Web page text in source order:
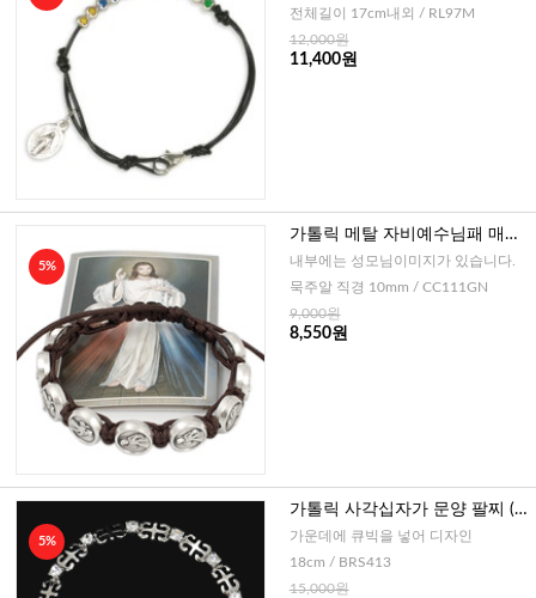
전체길이 17cm내외 / RL97M
12,000원
11,400원
5%
가톨릭 메탈 자비예수님패 매듭
팔찌묵주 (이태리)
내부에는 성모님이미지가 있습니다.
묵주알 직경 10mm / CC111GN
9,000원
8,550원
5%
가톨릭 사각십자가 문양 팔찌 (스
톤,백금도금)
가운데에 큐빅을 넣어 디자인
18cm / BRS413
15,000원